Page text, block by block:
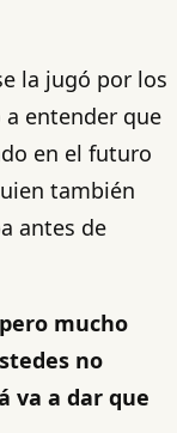
la jugó por los
entender que
en el futuro
también
antes de
mucho
no
va a dar que